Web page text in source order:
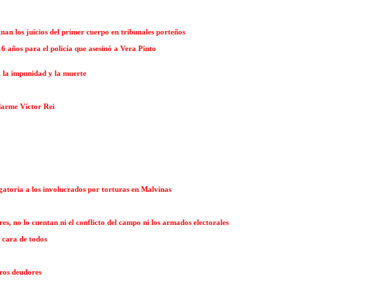
los juicios del primer cuerpo en tribunales porteños
para el policía que asesinó a Vera Pinto
la impunidad y la muerte
Víctor Rei
a los involucrados por torturas en Malvinas
no lo cuentan ni el conflicto del campo ni los armados electorales
de todos
deudores